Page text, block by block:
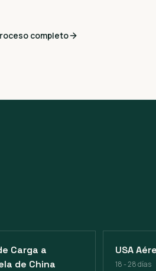
completo
Carga a
de China
USA
18 - 28 días